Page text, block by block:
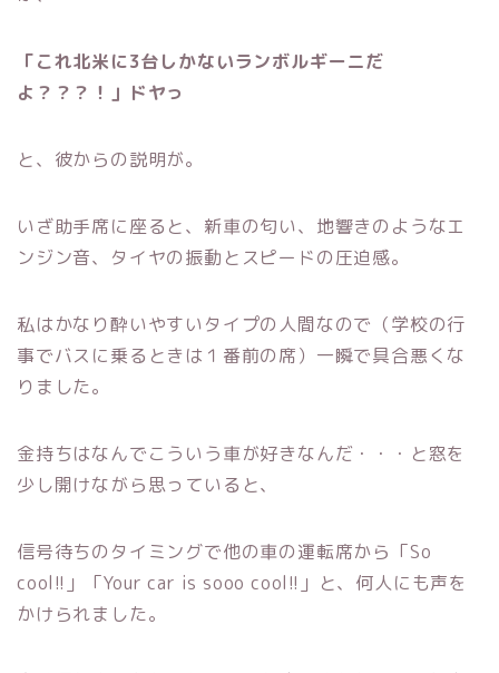
「これ北米に3台しかないランボルギーニだ
よ？？？！」ドヤっ
と、彼からの説明が。
いざ助手席に座ると、新車の匂い、地響きのようなエ
ンジン音、タイヤの振動とスピードの圧迫感。
私はかなり酔いやすいタイプの人間なので（学校の行
事でバスに乗るときは１番前の席）一瞬で具合悪くな
りました。
金持ちはなんでこういう車が好きなんだ・・・と窓を
少し開けながら思っていると、
信号待ちのタイミングで他の車の運転席から「So
cool!!」「Your car is sooo cool!!」と、何人にも声を
かけられました。